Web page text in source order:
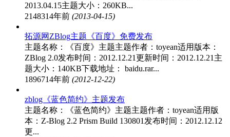
2013.04.15主题大小：260KB...
2148314年前 (2013-04-15)
拓源网ZBlog主题《百度》免费发布
主题名称：《百度》主题主题作者：toyean适用版本：
ZBlog 2.0发布时间：2012.12.21更新时间：2012.12.21主
题大小：140KB下载地址： baidu.rar...
1896714年前 (2012-12-22)
zblog《蓝色简约》主题发布
主题名称：《蓝色简约》主题主题作者：toyean适用版
本：Z-Blog 2.2 Prism Build 130801发布时间：2012.12.12
更...